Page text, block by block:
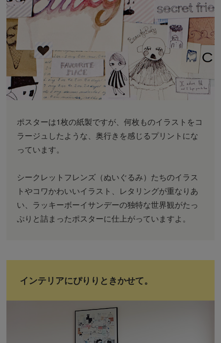
ポスターは1枚の紙製ですが、何枚ものイラストをコ
ラージュしたような、奥行きを感じるプリントにな
っています。
シークレットフレンズ（ぬいぐるみ）たちのイラス
トやコワかわいいイラスト、レタリングが重なりあ
い、ラッキーボーイサンデーの独特な世界観がたっ
ぷりと詰まったポスターに仕上がっていますよ。
インテリアにぴりりときかせて。